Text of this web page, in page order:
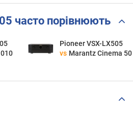
часто порівнюють
Pioneer VSX-LX505
vs Marantz Cinema 50